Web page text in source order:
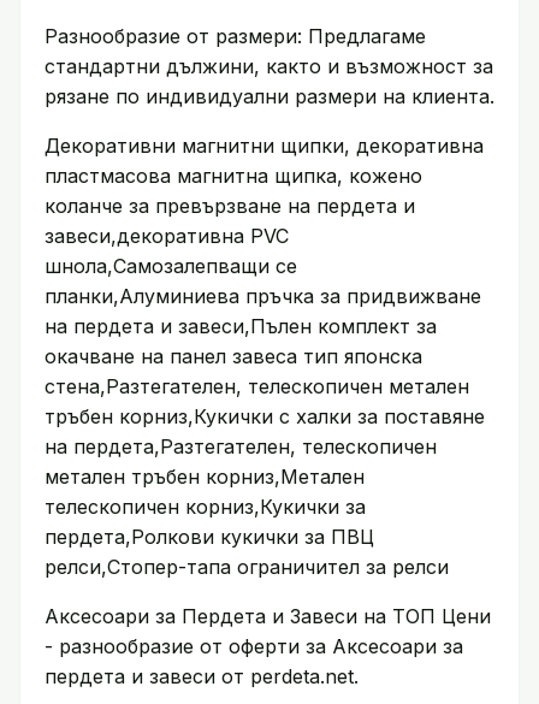
Разнообразие от размери: Предлагаме
стандартни дължини, както и възможност за
рязане по индивидуални размери на клиента.
Декоративни магнитни щипки, декоративна
пластмасова магнитна щипка, кожено
коланче за превързване на пердета и
завеси,декоративна PVC
шнола,Самозалепващи се
планки,Алуминиева пръчка за придвижване
на пердета и завеси,Пълен комплект за
окачване на панел завеса тип японска
стена,Разтегателен, телескопичен метален
тръбен корниз,Кукички с халки за поставяне
на пердета,Разтегателен, телескопичен
метален тръбен корниз,Метален
телескопичен корниз,Кукички за
пердета,Ролкови кукички за ПВЦ
релси,Стопер-тапа ограничител за релси
Аксесоари за Пердета и Завеси на ТОП Цени
- разнообразие от оферти за Аксесоари за
пердета и завеси от perdeta.net.